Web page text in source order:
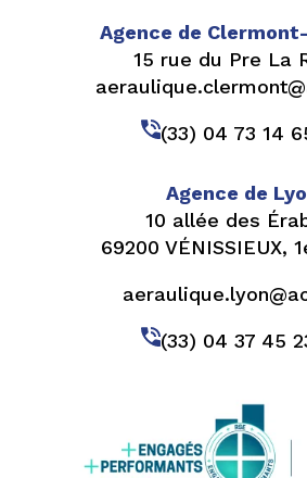
Agence de
15 rue du Pre La
(33) 04 73 14
Agence de
10 allée des
69200 VÉNISSIEUX,
(33) 04 37 45